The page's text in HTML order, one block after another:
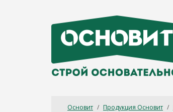
Основит / Продукция Основит /